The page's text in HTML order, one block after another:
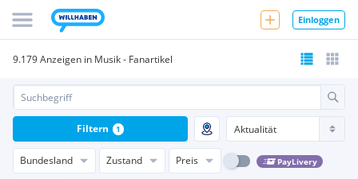
Einloggen
9.179 Anzeigen in Musik - Fanartikel
Bundesland Zustand Preis PayLivery
Filtern 1